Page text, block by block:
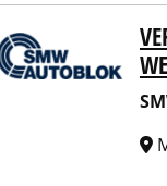
SMW-AUTOBLOK